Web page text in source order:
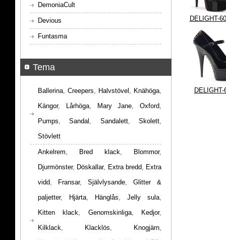
DELIGHT-
DELIGHT-
DemoniaCult
Devious
Funtasma
Tema
Ballerina, Creepers, Halvstövel , Knähöga,
Kängor, Lårhöga, Mary Jane, Oxford,
Pumps,Sandal , Sandalett,Skolett,
Stövlett
Ankelrem, Bred klack, Blommor,
Djurmönster, Döskallar, Extra bredd, Extra
vidd, Fransar, Självlysande, Glitter &
paljetter, Hjärta, Hänglås, Jelly sula,
Kitten klack, Genomskinliga, Kedjor,
Kilklack, Klacklös, Knogjärn,